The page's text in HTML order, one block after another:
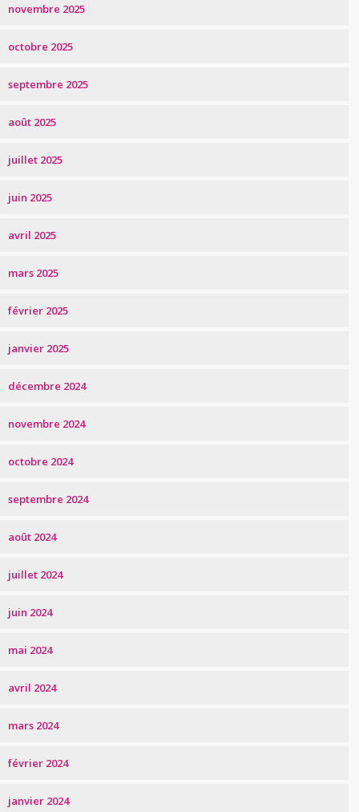
novembre 2025
octobre 2025
septembre 2025
août 2025
juillet 2025
juin 2025
avril 2025
mars 2025
février 2025
janvier 2025
décembre 2024
novembre 2024
octobre 2024
septembre 2024
août 2024
juillet 2024
juin 2024
mai 2024
avril 2024
mars 2024
février 2024
janvier 2024